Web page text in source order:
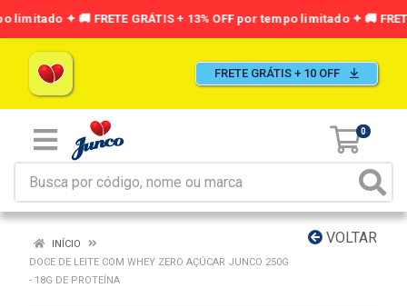
FRETE GRÁTIS + 10 OFF
0
VOLTAR
INÍCIO
DOCE DE LEITE COM WHEY ZERO AÇÚCAR JUNCO 250G
- 18G DE PROTEÍNA